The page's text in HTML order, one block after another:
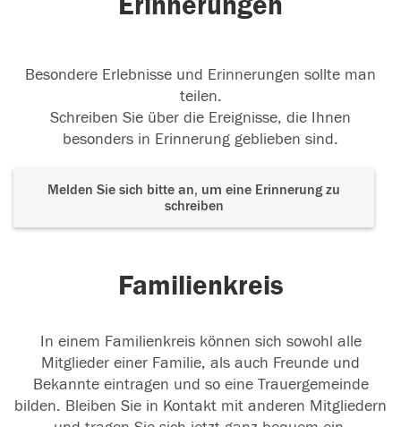
Besondere Erlebnisse und Erinnerungen sollte man
teilen.
Schreiben Sie über die Ereignisse, die Ihnen
besonders in Erinnerung geblieben sind.
Melden Sie sich bitte an, um eine Erinnerung zu
schreiben
Familienkreis
In einem Familienkreis können sich sowohl alle
Mitglieder einer Familie, als auch Freunde und
Bekannte eintragen und so eine Trauergemeinde
bilden. Bleiben Sie in Kontakt mit anderen Mitgliedern